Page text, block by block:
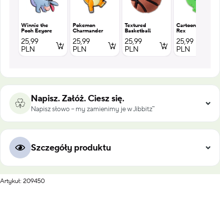
Winnie the
Pooh Eeyore
25,99
PLN
Pokemon
Charmander
25,99
PLN
Textured
Basketball
25,99
PLN
Cartoon T
Rex
25,99
PLN
Napisz. Załóż. Ciesz się.
Napisz słowo – my zamienimy je w Jibbitz™
Szczegóły produktu
Artykuł: 209450